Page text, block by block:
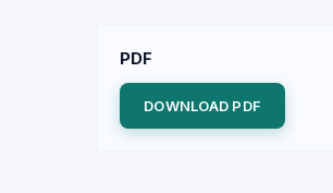
PDF
DOWNLOAD PDF